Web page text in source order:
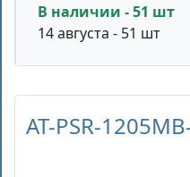
В наличии - 51 шт
14 августа - 51 шт
AT-PSR-